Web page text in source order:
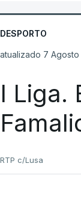
DESPORTO
atualizado 7 Agosto
I Liga.
RTP c/Lusa